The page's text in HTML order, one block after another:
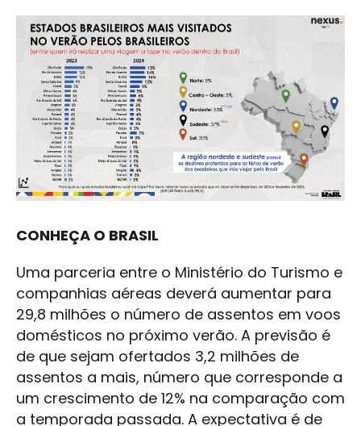
CONHEÇA O BRASIL
Uma parceria entre o Ministério do Turismo e
companhias aéreas deverá aumentar para
29,8 milhões o número de assentos em voos
domésticos no próximo verão. A previsão é
de que sejam ofertados 3,2 milhões de
assentos a mais, número que corresponde a
um crescimento de 12% na comparação com
a temporada passada. A expectativa é de